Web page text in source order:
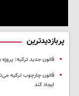
پربازدیدترین
قانون جدید ترکیه؛
قانون چارچوب ترکیه
ایجاد کند